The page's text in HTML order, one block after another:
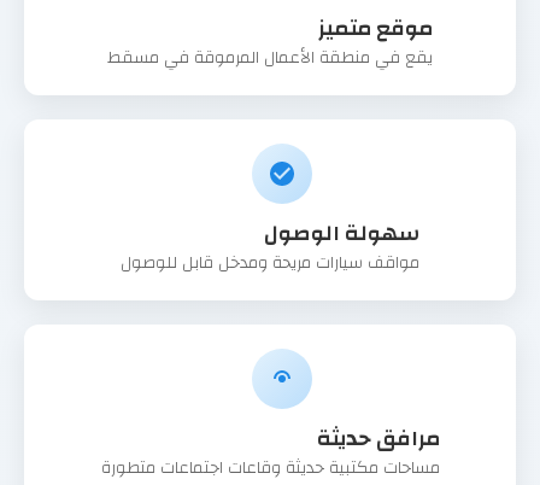
موقع متميز
يقع في منطقة الأعمال المرموقة في مسقط
سهولة الوصول
مواقف سيارات مريحة ومدخل قابل للوصول
مرافق حديثة
مساحات مكتبية حديثة وقاعات اجتماعات متطورة